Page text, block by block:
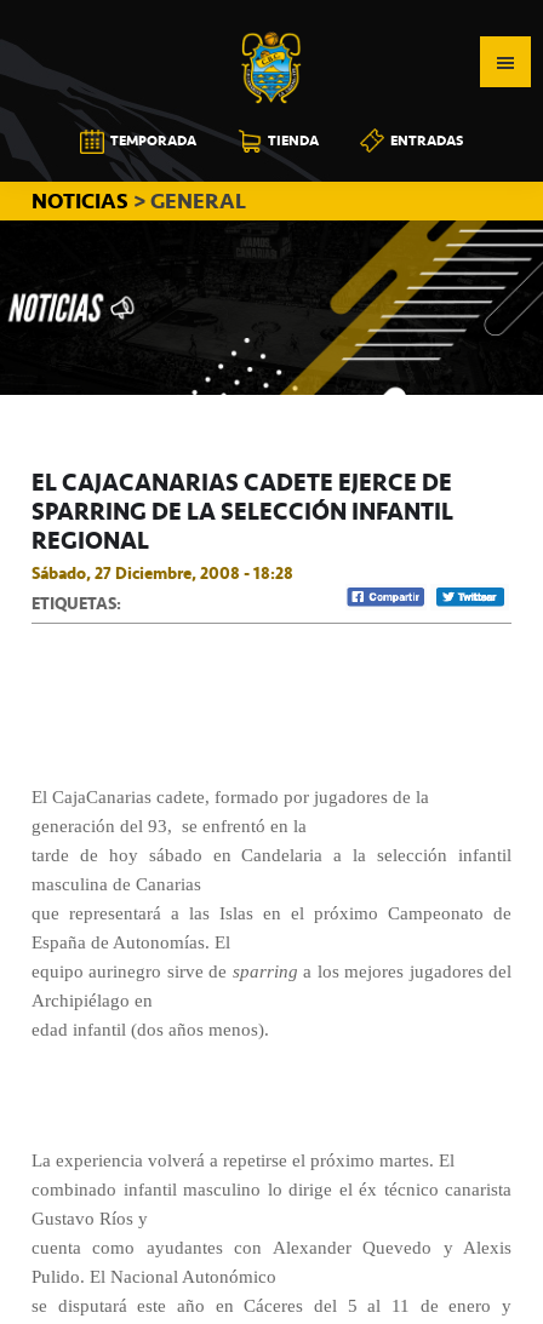
a
la
navegación
principal
al
contenido
principal
a
la
barra
lateral
principal
CB
CANARIAS
TEMPORADA TIENDA ENTRADAS
NOTICIAS > GENERAL
EL CAJACANARIAS CADETE EJERCE DE
SPARRING DE LA SELECCIÓN INFANTIL
REGIONAL
Sábado, 27 Diciembre, 2008 - 18:28
ETIQUETAS:
El CajaCanarias cadete, formado por jugadores de la
generación del 93, se enfrentó en la
tarde de hoy sábado en Candelaria a la selección infantil
masculina de Canarias
que representará a las Islas en el próximo Campeonato de
España de Autonomías. El
equipo aurinegro sirve de sparringa los mejores jugadores del
Archipiélago en
edad infantil (dos años menos).
La experiencia volverá a repetirse el próximo martes. El
combinado infantil masculino lo dirige el éx técnico canarista
Gustavo Ríos y
cuenta como ayudantes con Alexander Quevedo y Alexis
Pulido. El Nacional Autonómico
se disputará este año en Cáceres del 5 al 11 de enero y